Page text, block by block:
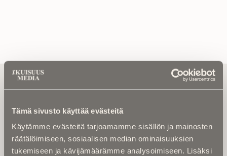
Tämä sivusto käyttää evästeitä
Käytämme evästeitä tarjoamamme sisällön ja mainosten
räätälöimiseen, sosiaalisen median ominaisuuksien
tukemiseen ja kävijämäärämme analysoimiseen. Lisäksi
Tilaa uutiskirje - Pääset heti parhaiden
artikkelien pariin!
Kirjoita alle sähköpostiosoitteesi niin saat kaksi kertaa
etteivät kiinnostavat artikkelit jää huomaamatta.
Uutiskirje on maksuton eikä se velvoita mihinkään.